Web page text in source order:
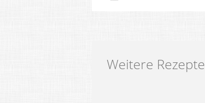
Weitere Rezepte